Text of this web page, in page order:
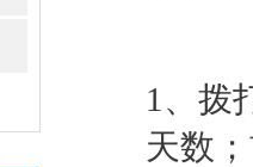
1、拨
天数